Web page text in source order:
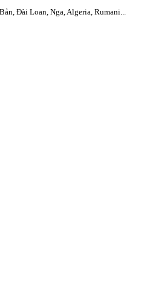
Đài Loan, Nga, Algeria, Rumani...